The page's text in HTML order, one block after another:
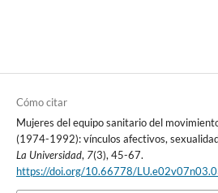
Cómo citar
Mujeres del equipo sanitario del
(1974-1992): vínculos afectivos,
La Universidad, 7(3), 45-67.
https://doi.org/10.66778/